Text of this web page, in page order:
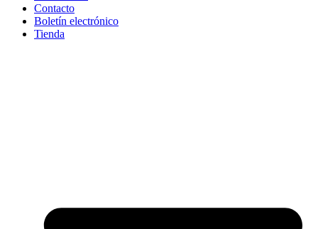
Contacto
Boletín electrónico
Tienda